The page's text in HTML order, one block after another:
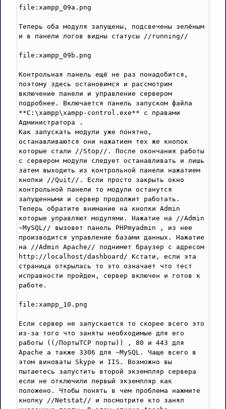
file:xampp_09a.png
Теперь оба модуля запущены, пoдсвечены зелёным
и в панели логов видны статусы //running//
file:xampp_09b.png
Контрольная панель ещё не раз понадобится,
поэтому здесь остановимся и рассмотрим
включение панели и управление сервером
подробнее. Включается панель запуском файла
**C:\xampp\xampp-control.exe** с правами
Администратора .
Как запускать модули уже понятно,
останавливаются они нажатием тех же кнопок
которые стали //Stop//. После окончания работы
с сервером модули следует останавливать и лишь
затем выходить из контрольной панели нажатием
кнопки //Quit//. Если просто закрыть окно
контрольной панели то модули останутся
запущенными и сервер продолжит работать.
Теперь обратите внимание на кнопки Admin
которые управляют модулями. Нажатие на //Admin
~MySQL// вызовет панель PHPmyadmin , из нее
производится управление базами данных. Нажатие
на //Admin Apache// поднимет браузер с адресом
http://localhost/dashboard/ Кстати, если эта
страница открылась то это означает что тест
исправности пройден, сервер включен и готов к
работе.
file:xampp_10.png
Если сервер не запускается то скорее всего это
из-за того что заняты необходимые для его
работы ((/ПортыTCP порты)) , 80 и 443 для
Apache а также 3306 для ~MySQL. Чаще всего в
этом виноваты Skype и IIS. Возможно вы
пытаетесь запустить второй экземпляр сервера
если не отключили первый экземпляр как
положено. Чтобы понять в чем проблема нажмите
кнопку //Netstat// и посмотрите кто занял